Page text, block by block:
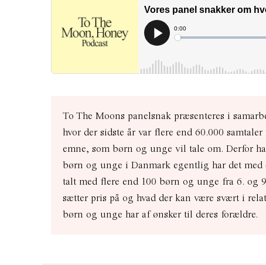
To The Moons panelsnak præsenteres i
hvor der sidste år var flere end 60.000
emne, som børn og unge vil tale om. Derfor
børn og unge i Danmark egentlig har det med
talt med flere end 100 børn og unge fra 6. og
sætter pris på og hvad der kan være svært i
børn og unge har af ønsker til deres forældre.